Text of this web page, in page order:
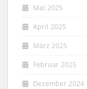
Mai 2025
April 2025
März 2025
Februar 2025
Dezember 2024